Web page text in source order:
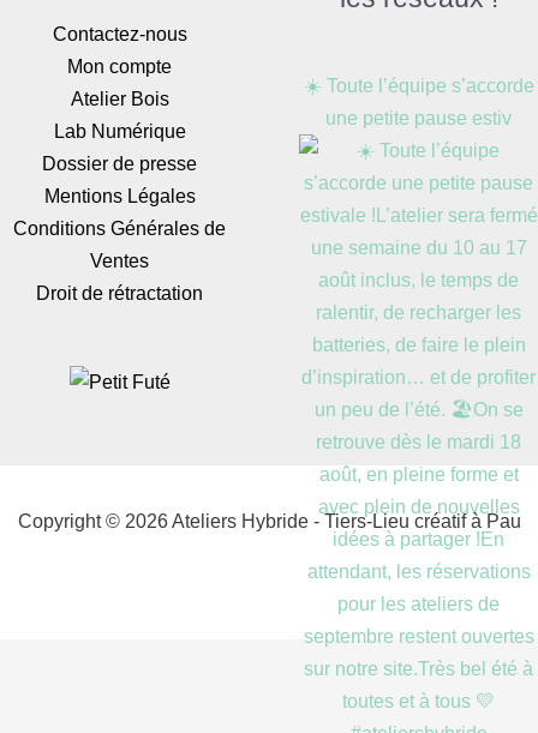
Contactez-nous
Mon compte
Atelier Bois
Lab Numérique
Dossier de presse
Mentions Légales
Conditions Générales de
Ventes
Droit de rétractation
☀️ Toute l’équipe s’accorde
une petite pause estiv
Copyright © 2026 Ateliers Hybride - Tiers-Lieu créatif à Pau